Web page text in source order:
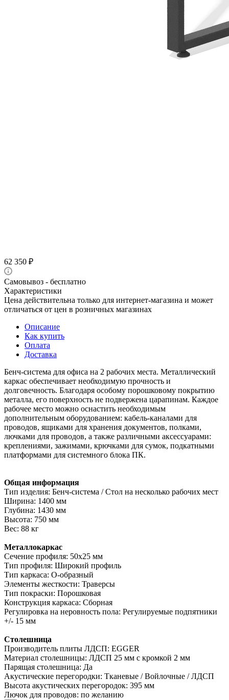
62 350 ₽
Самовывоз - бесплатно
Характеристики
Цена действительна только для интернет-магазина и может
отличаться от цен в розничных магазинах
Описание
Как купить
Оплата
Доставка
Бенч-система для офиса на 2 рабочих места. Металлический
каркас обеспечивает необходимую прочность и
долговечность. Благодаря особому порошковому покрытию
металла, его поверхность не подвержена царапинам. Каждое
рабочее место можно оснастить необходимым
дополнительным оборудованием: кабель-каналами для
проводов, ящиками для хранения документов, полками,
лючками для проводов, а также различными аксессуарами:
креплениями, зажимами, крючками для сумок, подкатными
платформами для системного блока ПК.
Общая информация
Тип изделия: Бенч-система / Стол на несколько рабочих мест
Ширина: 1400 мм
Глубина: 1430 мм
Высота: 750 мм
Вес: 88 кг
Металлокаркас
Сечение профиля: 50х25 мм
Тип профиля: Широкий профиль
Тип каркаса: О-образный
Элементы жесткости: Траверсы
Тип покраски: Порошковая
Конструкция каркаса: Сборная
Регулировка на неровность пола: Регулируемые подпятники
+/- 15 мм
Столешница
Производитель плиты ЛДСП: EGGER
Материал столешницы: ЛДСП 25 мм с кромкой 2 мм
Парящая столешница: Да
Акустические перегородки: Тканевые / Войлочные / ЛДСП
Высота акустических перегородок: 395 мм
Лючок для проводов: по желанию